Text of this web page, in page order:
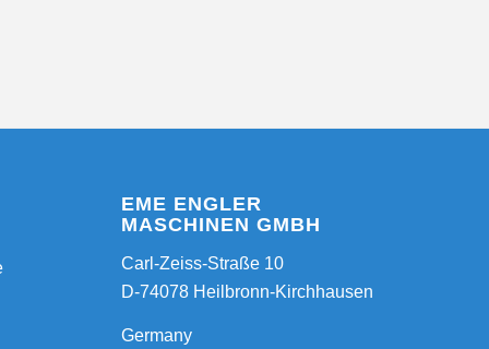
EME ENGLER
MASCHINEN GMBH
Carl-Zeiss-Straße 10
D-74078 Heilbronn-Kirchhausen
Germany